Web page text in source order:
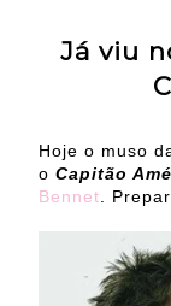
Já viu
Hoje o muso
o Capitão
Bennet .